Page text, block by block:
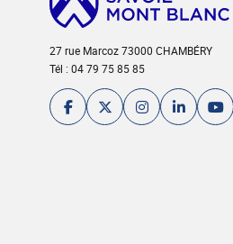
27 rue Marcoz 73000 CHAMBÉRY
Tél : 04 79 75 85 85